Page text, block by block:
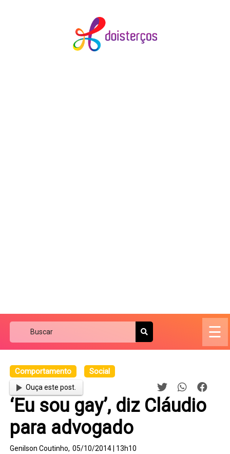
☰
Comportamento Social
Ouça este post.
‘Eu sou gay’, diz Cláudio
para advogado
Genilson Coutinho, 05/10/2014 | 13h10